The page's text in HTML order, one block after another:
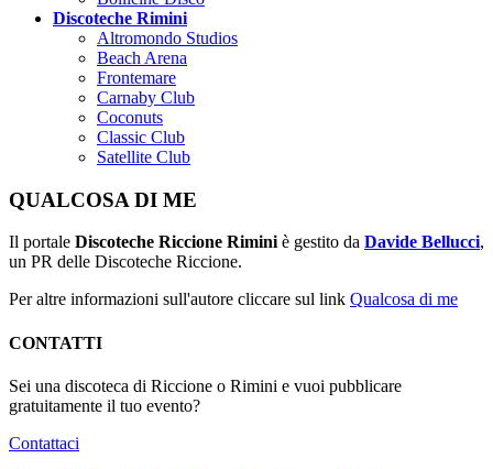
Discoteche Rimini
Altromondo Studios
Beach Arena
Frontemare
Carnaby Club
Coconuts
Classic Club
Satellite Club
QUALCOSA DI ME
Il portale Discoteche Riccione Rimini è gestito da Davide Bellucci,
un PR delle Discoteche Riccione.
Per altre informazioni sull'autore cliccare sul link Qualcosa di me
CONTATTI
Sei una discoteca di Riccione o Rimini e vuoi pubblicare
gratuitamente il tuo evento?
Contattaci